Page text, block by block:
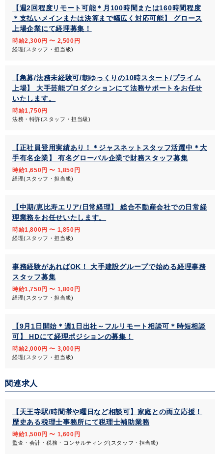
【週2回程度リモート可能＊月100時間または160時間程度
＊支払いメインまたは決算まで幅広く対応可能】 グロース
上場企業にて経理募集！
時給2,300円 〜 2,500円
経理(スタッフ・担当級)
【急募/法務未経験可/朝ゆっくりの10時スタート/プライム
上場】 大手芸能プロダクションにて法務サポートをお任せ
いたします。
時給1,750円
法務・特許(スタッフ・担当級)
【正社員登用実績あり！＊ジャスネットスタッフ活躍中＊大
手有名企業】 有名グローバル企業で財務スタッフ募集
時給1,650円 〜 1,850円
経理(スタッフ・担当級)
【中期/恵比寿エリア/日常経理】 総合不動産会社での日常経
理業務をお任せいたします。
時給1,800円 〜 1,850円
経理(スタッフ・担当級)
事務経験があればOK！ 大手建設グループで始める経理事務
スタッフ募集
時給1,750円 〜 1,800円
経理(スタッフ・担当級)
【9月1日開始＊週1日出社～フルリモート相談可＊時短相談
可】 HDにて経理ポジションの募集！
時給2,000円 〜 3,000円
経理(スタッフ・担当級)
関連求人
【天王寺駅/時間帯や曜日など相談可】家庭との両立応援！
歴史ある税理士事務所にて税理士補助業務
時給1,500円 〜 1,600円
監査・会計・税務・コンサルティング(スタッフ・担当級)